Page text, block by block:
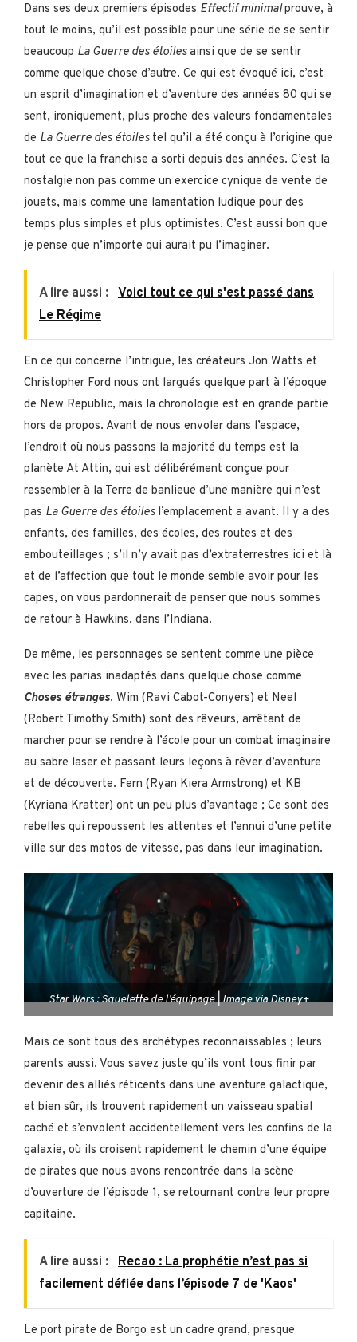
Dans ses deux premiers épisodes Effectif minimalprouve, à
tout le moins, qu’il est possible pour une série de se sentir
beaucoup La Guerre des étoilesainsi que de se sentir
comme quelque chose d’autre. Ce qui est évoqué ici, c’est
un esprit d’imagination et d’aventure des années 80 qui se
sent, ironiquement, plus proche des valeurs fondamentales
de La Guerre des étoiles tel qu’il a été conçu à l’origine que
tout ce que la franchise a sorti depuis des années. C’est la
nostalgie non pas comme un exercice cynique de vente de
jouets, mais comme une lamentation ludique pour des
temps plus simples et plus optimistes. C’est aussi bon que
je pense que n’importe qui aurait pu l’imaginer.
A lire aussi : Voici tout ce qui s'est passé dans
Le Régime
En ce qui concerne l’intrigue, les créateurs Jon Watts et
Christopher Ford nous ont largués quelque part à l’époque
de New Republic, mais la chronologie est en grande partie
hors de propos. Avant de nous envoler dans l’espace,
l’endroit où nous passons la majorité du temps est la
planète At Attin, qui est délibérément conçue pour
ressembler à la Terre de banlieue d’une manière qui n’est
pas La Guerre des étoiles l’emplacement a avant. Il y a des
enfants, des familles, des écoles, des routes et des
embouteillages ; s’il n’y avait pas d’extraterrestres ici et là
et de l’affection que tout le monde semble avoir pour les
capes, on vous pardonnerait de penser que nous sommes
de retour à Hawkins, dans l’Indiana.
De même, les personnages se sentent comme une pièce
avec les parias inadaptés dans quelque chose comme
Choses étranges. Wim (Ravi Cabot-Conyers) et Neel
(Robert Timothy Smith) sont des rêveurs, arrêtant de
marcher pour se rendre à l’école pour un combat imaginaire
au sabre laser et passant leurs leçons à rêver d’aventure
et de découverte. Fern (Ryan Kiera Armstrong) et KB
(Kyriana Kratter) ont un peu plus d’avantage ; Ce sont des
rebelles qui repoussent les attentes et l’ennui d’une petite
ville sur des motos de vitesse, pas dans leur imagination.
Star Wars : Squelette de l’équipage | Image via Disney+
Mais ce sont tous des archétypes reconnaissables ; leurs
parents aussi. Vous savez juste qu’ils vont tous finir par
devenir des alliés réticents dans une aventure galactique,
et bien sûr, ils trouvent rapidement un vaisseau spatial
caché et s’envolent accidentellement vers les confins de la
galaxie, où ils croisent rapidement le chemin d’une équipe
de pirates que nous avons rencontrée dans la scène
d’ouverture de l’épisode 1, se retournant contre leur propre
capitaine.
A lire aussi :
Recao : La prophétie n’est pas si
facilement défiée dans l’épisode 7 de 'Kaos'
Le port pirate de Borgo est un cadre grand, presque